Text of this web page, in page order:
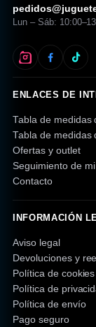
Lun – Sáb:
ENLACES DE
Tabla de medidas
Tabla de medidas
Ofertas y outlet
Seguimiento de
Contacto
INFORMACIÓN
Aviso legal
Devoluciones y
Política de cookies
Política de
Política de envío
Pago seguro